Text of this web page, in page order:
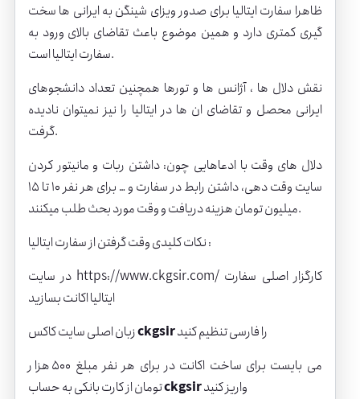
ظاهرا سفارت ایتالیا برای صدور ویزای شینگن به ایرانی ها سخت
گیری کمتری دارد و همین موضوع باعث تقاضای بالای ورود به
سفارت ایتالیا است.
نقش دلال ها ، آژانس ها و تورها همچنین تعداد دانشجوهای
ایرانی محصل و تقاضای ان ها در ایتالیا را نیز نمیتوان نادیده
گرفت.
دلال های وقت با ادعاهایی چون: داشتن ربات و مانیتور کردن
سایت وقت دهی، داشتن رابط در سفارت و … برای هر نفر 10 تا 15
میلیون تومان هزینه دریافت و وقت مورد بحث طلب میکنند.
نکات کلیدی وقت گرفتن از سفارت ایتالیا :
https://www.ckgsir.com/
ایتالیا اکانت بسازید
ckgsirرا فارسی تنظیم کنید
می بایست برای ساخت اکانت در برای هر نفر مبلغ 500 هزار
تومان از کارت بانکی به حسابckgsirواریز کنید